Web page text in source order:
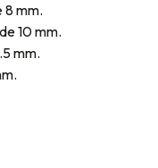
8 mm.
10 mm.
mm.